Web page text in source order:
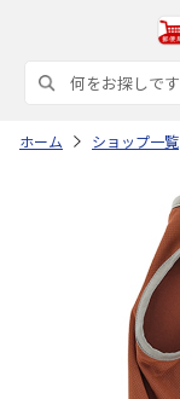
ホーム ショップ一覧